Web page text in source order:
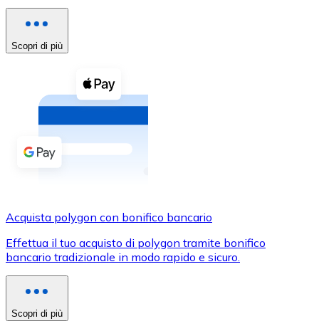
Vedi tutto
Buoni cripto
Acquista criptovalute in contanti e altri mezzi di
Acquista con contanti
Bonifico SEPA
Carta di credito / debito
Usa le carte Visa e Mastercard per acquistare
Acquista con carta
Scopri di più
Acquista polygon con bonifico bancario
Effettua il tuo acquisto di polygon tramite bonifico
bancario tradizionale in modo rapido e sicuro.
Scopri di più